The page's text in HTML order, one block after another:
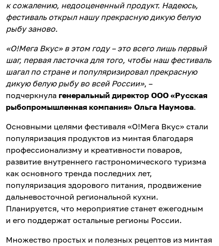
к сожалению, недооцененный продукт. Надеюсь,
фестиваль открыл нашу прекрасную дикую белую
рыбу заново.
«О!Мега Вкус» в этом году – это всего лишь первый
шаг, первая ласточка для того, чтобы наш фестиваль
шагал по стране и популяризировал прекрасную
дикую белую рыбу во всей России», –
подчеркнула генеральный директор ООО «Русская
рыбопромышленная компания» Ольга Наумова.
Основными целями фестиваля «О!Мега Вкус» стали
популяризация продуктов из минтая благодаря
профессионализму и креативности поваров,
развитие внутреннего гастрономического туризма
как основного тренда последних лет,
популяризация здорового питания, продвижение
дальневосточной региональной кухни.
Планируется, что мероприятие станет ежегодным
и его поддержат остальные регионы России.
Множество простых и полезных рецептов из минтая